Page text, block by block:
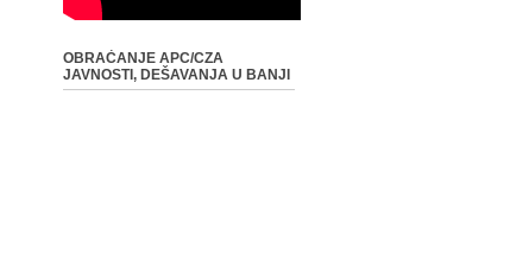
OBRAĆANJE APC/CZA
JAVNOSTI, DEŠAVANJA U BANJI